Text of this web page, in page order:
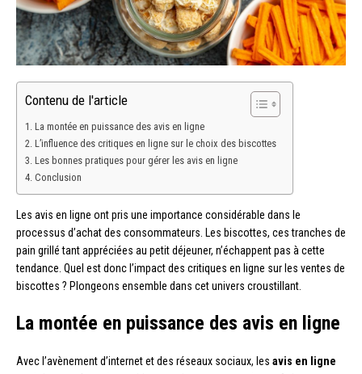
Contenu de l'article
La montée en puissance des avis en ligne
L’influence des critiques en ligne sur le choix des biscottes
Les bonnes pratiques pour gérer les avis en ligne
Conclusion
Les avis en ligne ont pris une importance considérable dans le
processus d’achat des consommateurs. Les biscottes, ces tranches de
pain grillé tant appréciées au petit déjeuner, n’échappent pas à cette
tendance. Quel est donc l’impact des critiques en ligne sur les ventes de
biscottes ? Plongeons ensemble dans cet univers croustillant.
La montée en puissance des avis en ligne
Avec l’avènement d’internet et des réseaux sociaux, les avis en ligne